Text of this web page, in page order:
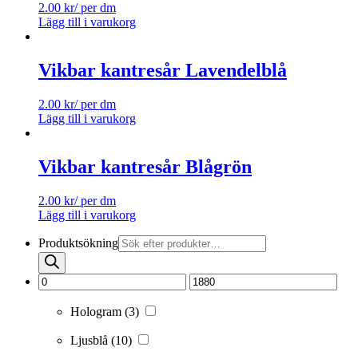
2.00 kr/ per dm
Lägg till i varukorg
Vikbar kantresår Lavendelblå
2.00 kr/ per dm
Lägg till i varukorg
Vikbar kantresår Blågrön
2.00 kr/ per dm
Lägg till i varukorg
Produktsökning
Hologram (3)
Ljusblå (10)